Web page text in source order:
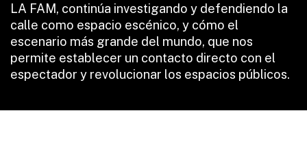
LA FAM, continúa investigando y defendiendo la
calle como espacio escénico, y cómo el
escenario más grande del mundo, que nos
permite establecer un contacto directo con el
espectador y revolucionar los espacios públicos.